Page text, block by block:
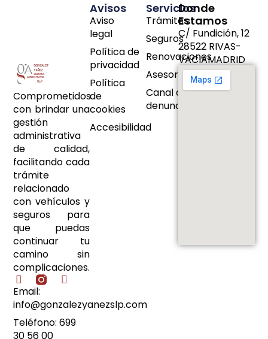
Comprometidos
con brindar una
gestión
administrativa
de calidad,
facilitando cada
trámite
relacionado
con vehículos y
seguros para
que puedas
continuar tu
camino sin
complicaciones.
Email:
info@gonzalezyanezslp.com
Teléfono: 699
30 56 00
Servicios
Trámites
Seguros
Renovaciones
Asesoramiento
Canal de
denuncias
Avisos
Aviso
legal
Política de
privacidad
Política
de
cookies
Accesibilidad
Donde
Estamos
C/ Fundición, 12
28522 RIVAS-
VACIAMADRID